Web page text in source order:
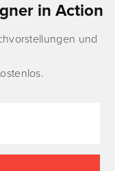
in Action
und